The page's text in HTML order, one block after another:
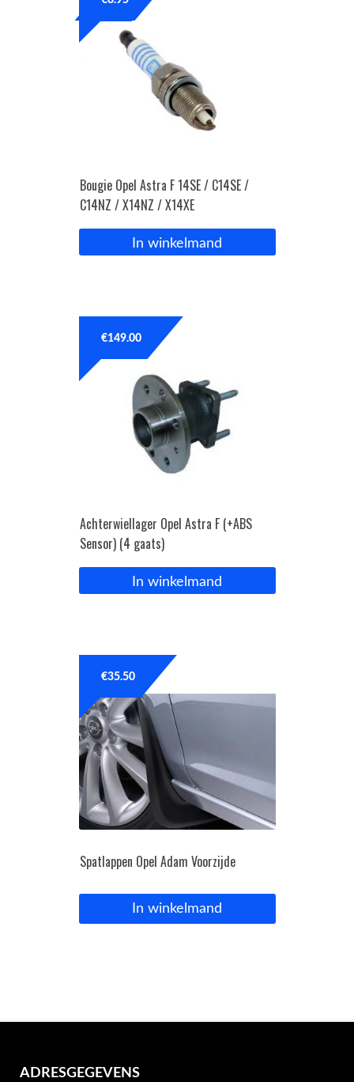
Bougie Opel Astra F 14SE / C14SE /
C14NZ / X14NZ / X14XE
In winkelmand
Achterwiellager Opel Astra F (+ABS
Sensor) (4 gaats)
€149.00
In winkelmand
Spatlappen Opel Adam Voorzijde
€35.50
In winkelmand
ADRESGEGEVENS